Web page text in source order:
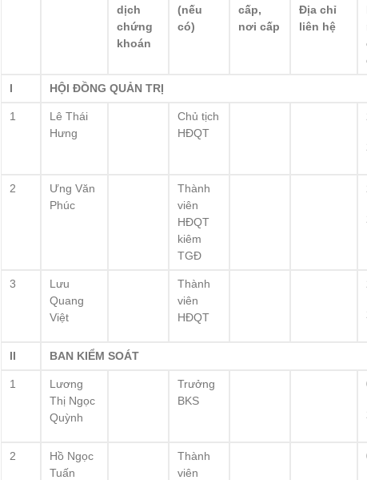
dịch
chứng
khoán
(nếu
có)
cấp,
nơi cấp
Địa chỉ
liên hệ
I HỘI ĐỒNG QUẢN TRỊ
1
Lê Thái
Hưng
Chủ tịch
HĐQT
2
Ưng Văn
Phúc
Thành
viên
HĐQT
kiêm
TGĐ
3
Lưu
Quang
Việt
Thành
viên
HĐQT
II BAN KIỂM SOÁT
1
Lương
Thị Ngọc
Quỳnh
Trưởng
BKS
2
Hồ Ngọc
Tuấn
Thành
viên